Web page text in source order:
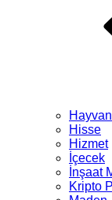
Hayvan
Hisse
Hizmet
İçecek
İnşaat
Kripto